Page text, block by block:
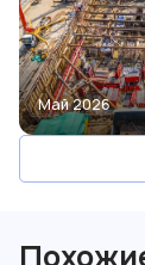
Май 2026